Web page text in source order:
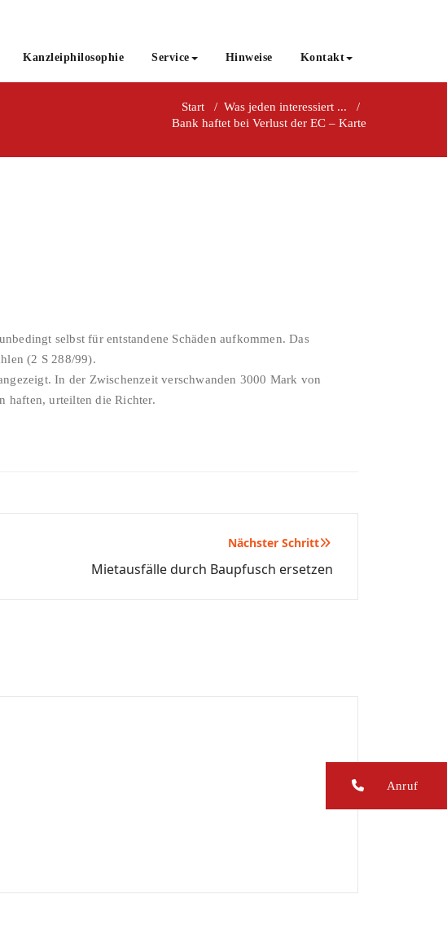
Kanzleiphilosophie Service Hinweise Kontakt
Start / Was jeden interessiert ... /
Bank haftet bei Verlust der EC – Karte
selbst für entstandene Schäden aufkommen. Das
(2 S 288/99).
In der Zwischenzeit verschwanden 3000 Mark von
haften, urteilten die Richter.
Nächster Schritt
Mietausfälle durch Baupfusch ersetzen
Anruf